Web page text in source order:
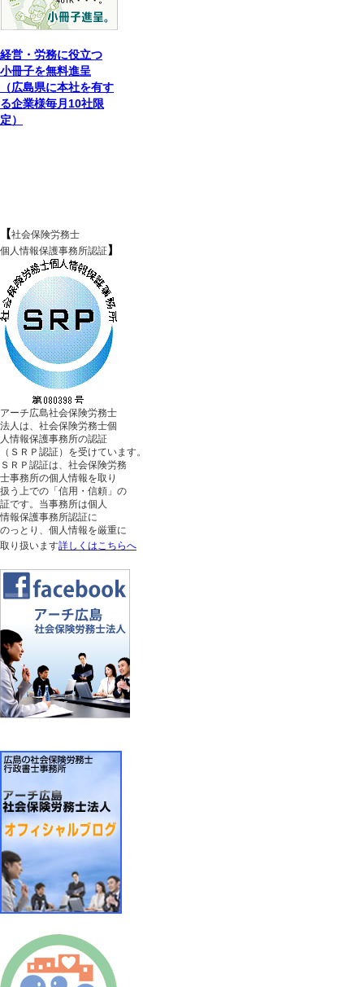
経営・労務に役立つ
小冊子を無料進呈
（広島県に本社を有す
る企業様毎月10社限
定）
【社会保険労務士
個人情報保護事務所認証】
アーチ広島社会保険労務士
法人は、社会保険労務士個
人情報保護事務所の認証
（ＳＲＰ認証）を受けています。
ＳＲＰ認証は、社会保険労務
士事務所の個人情報を取り
扱う上での「信用・信頼」の
証です。当事務所は個人
情報保護事務所認証に
のっとり、個人情報を厳重に
取り扱います詳しくはこちらへ